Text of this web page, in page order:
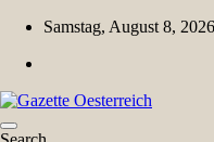
Skip
content
Samstag, August 8, 2026
Magazin für Freizeit, Politik,